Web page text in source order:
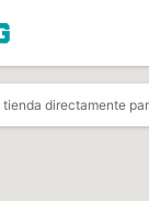
directamente